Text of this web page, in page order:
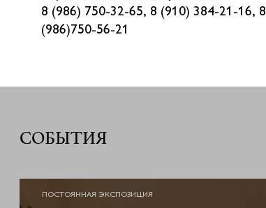
8 (986) 750-32-65, 8 (910) 384-21-16, 8
(986)750-56-21
СОБЫТИЯ
ПОСТОЯННАЯ ЭКСПОЗИЦИЯ